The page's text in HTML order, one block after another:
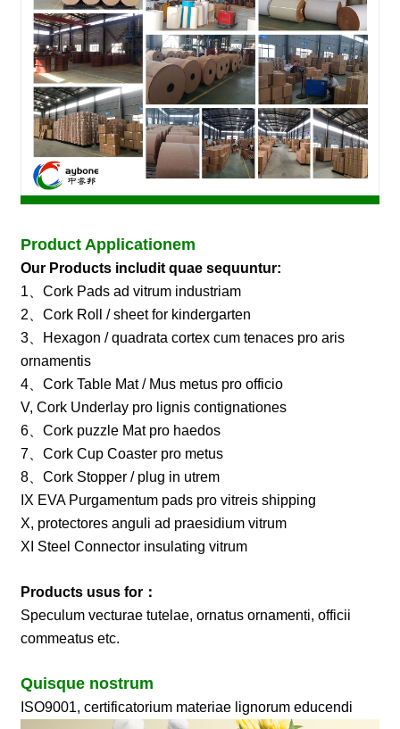
Product Applicationem
Our Products includit quae sequuntur:
1、Cork Pads ad vitrum industriam
2、Cork Roll / sheet for kindergarten
3、Hexagon / quadrata cortex cum tenaces pro aris
ornamentis
4、Cork Table Mat / Mus metus pro officio
V, Cork Underlay pro lignis contignationes
6、Cork puzzle Mat pro haedos
7、Cork Cup Coaster pro metus
8、Cork Stopper / plug in utrem
IX EVA Purgamentum pads pro vitreis shipping
X, protectores anguli ad praesidium vitrum
XI Steel Connector insulating vitrum
Products usus for：
Speculum vecturae tutelae, ornatus ornamenti, officii
commeatus etc.
Quisque nostrum
ISO9001, certificatorium materiae lignorum educendi